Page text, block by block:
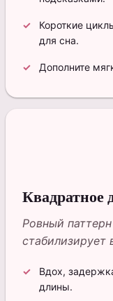
Короткие
для сна.
Дополните
Квадратное
Ровный
стабилизирует
Вдох,
длины.